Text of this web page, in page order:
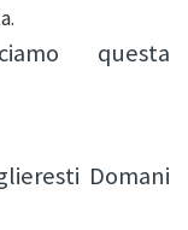
questa
Domani